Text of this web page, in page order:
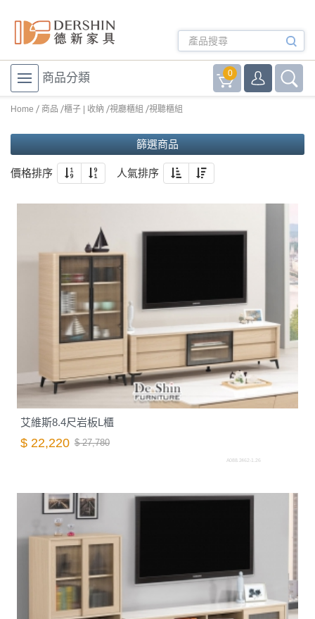
商品分類 0
Home 商品 櫃子 | 收納 視廳櫃組 視聽櫃組
篩選商品
價格排序 人氣排序
艾維斯8.4尺岩板L櫃
$ 22,220 $ 27,780
A088.2462-1.26